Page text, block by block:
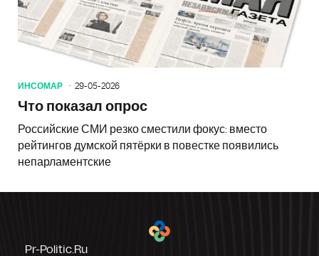
ИНСОМАР 29-05-2026
Что показал опрос
Российские СМИ резко сместили фокус: вместо
рейтингов думской пятёрки в повестке появились
непарламентские
Pr-Politic.ru